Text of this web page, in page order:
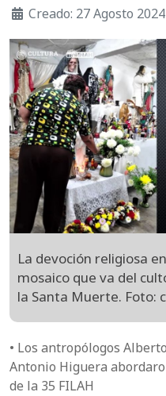
Creado: 27 Agosto 2024
La devoción religiosa
mosaico que va del
la Santa Muerte. Foto:
• Los antropólogos
Antonio Higuera
de la 35 FILAH